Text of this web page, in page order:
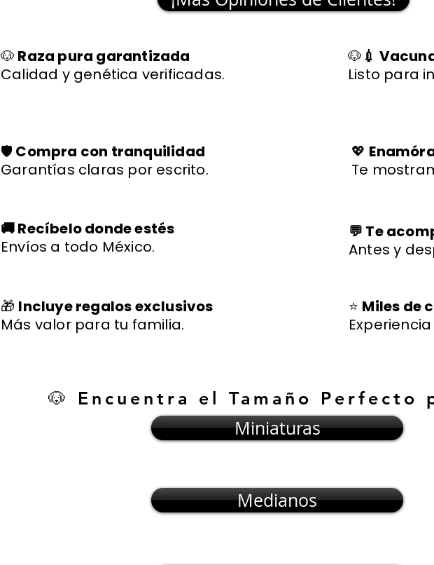
🐶 Raza pura garantizada
Calidad y genética verificadas.
🐶 💉
Listo para
🛡️Compra con tranquilidad
Garantías claras por escrito.
🚚 Recíbelo donde estés
Envíos a todo México.
🎁 Incluye regalos exclusivos
Más valor para tu familia.
💖
Te
💬 Te
Antes y
⭐ Miles de
🐶 Encuentra el Tamaño Perfecto
Miniaturas
Medianos